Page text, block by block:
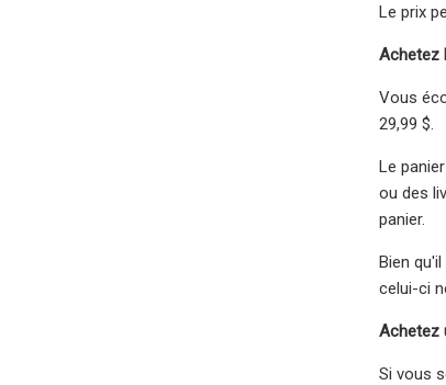
Le prix
Achetez
Vous
29,99 $.
Le
ou des
panier.
Bien
celui-ci
Achetez
Si vous